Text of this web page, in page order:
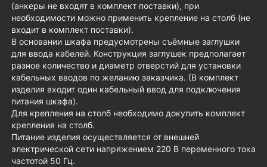
(анкеры не входят в комплект поставки), при
необходимости можно применить крепление на столб (не
входит в комплект поставки).
В основании шкафа предусмотрены съёмные заглушки
для ввода кабелей. Конструкция заглушек предполагает
разное количество и диаметр отверстий для установки
кабельных вводов по желанию заказчика. (В комплект
изделия входит один кабельный ввод для подключения
питания шкафа).
Для крепления на столб необходимо докупить комплект
крепления на столб.
Питание изделия осуществляется от внешней
электрической сети напряжением 220 В переменного тока
частотой 50 Гц.